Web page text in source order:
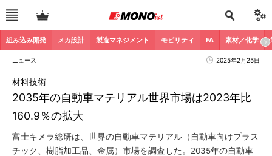
組み込み開発 メカ設計 製造マネジメント モビリティ FA 素材／化学
ニュース 2025年2月25日
2035年の自動車マテリアル世界市場は2023年比
160.9％の拡大
材料技術
富士キメラ総研は、世界の自動車マテリアル（自動車向けプラス
チック、樹脂加工品、金属）市場を調査した。2035年の自動車